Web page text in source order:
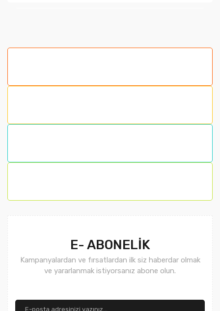
Bu ürüne benzer farklı alternatifler olmalı.
E- ABONELİK
Kampanyalardan ve fırsatlardan ilk siz haberdar olmak
ve yararlanmak istiyorsanız abone olun.